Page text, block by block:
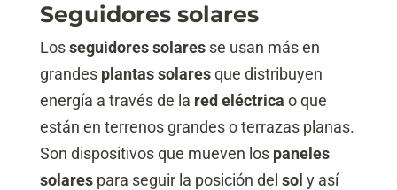
Seguidores solares
Losseguidores solaresse usan más en
grandes plantas solaresque distribuyen
energía a través de la red eléctrica o que
están en terrenos grandes o terrazas planas.
Son dispositivos que mueven los paneles
solarespara seguir la posición del sol y así